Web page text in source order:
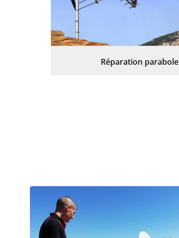
Réparation parabole